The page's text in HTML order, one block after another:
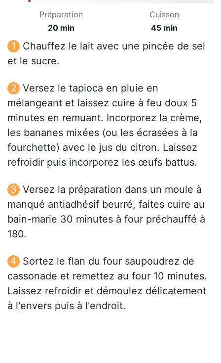
Préparation
20 min
Cuisson
45 min
Chauffez le lait avec une pincée de sel
et le sucre.
Versez le tapioca en pluie en
mélangeant et laissez cuire à feu doux 5
minutes en remuant. Incorporez la crème,
les bananes mixées (ou les écrasées à la
fourchette) avec le jus du citron. Laissez
refroidir puis incorporez les œufs battus.
Versez la préparation dans un moule à
manqué antiadhésif beurré, faites cuire au
bain-marie 30 minutes à four préchauffé à
180.
Sortez le flan du four saupoudrez de
cassonade et remettez au four 10 minutes.
Laissez refroidir et démoulez délicatement
à l'envers puis à l'endroit.